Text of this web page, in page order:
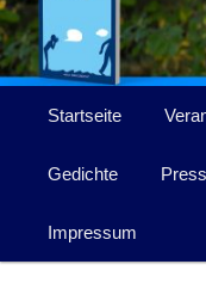
Startseite
Gedichte
Impressum